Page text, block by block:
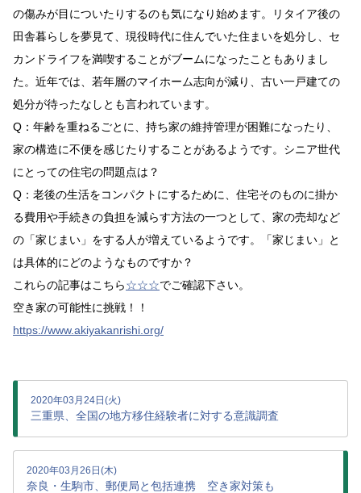
の傷みが目についたりするのも気になり始めます。リタイア後の
田舎暮らしを夢見て、現役時代に住んでいた住まいを処分し、セ
カンドライフを満喫することがブームになったこともありまし
た。近年では、若年層のマイホーム志向が減り、古い一戸建ての
処分が待ったなしとも言われています。
Q：年齢を重ねるごとに、持ち家の維持管理が困難になったり、
家の構造に不便を感じたりすることがあるようです。シニア世代
にとっての住宅の問題点は？
Q：老後の生活をコンパクトにするために、住宅そのものに掛か
る費用や手続きの負担を減らす方法の一つとして、家の売却など
の「家じまい」をする人が増えているようです。「家じまい」と
は具体的にどのようなものですか？
これらの記事はこちら☆☆☆でご確認下さい。
空き家の可能性に挑戦！！
https://www.akiyakanrishi.org/
2020年03月24日(火)
三重県、全国の地方移住経験者に対する意識調査
2020年03月26日(木)
奈良・生駒市、郵便局と包括連携 空き家対策も